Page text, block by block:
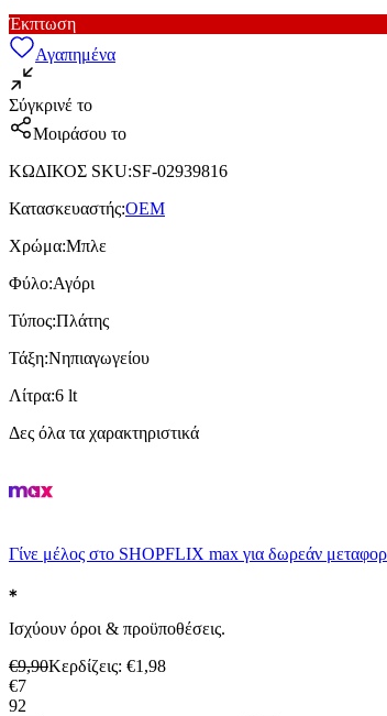
Έκπτωση
Αγαπημένα
Σύγκρινέ το
Μοιράσου το
ΚΩΔΙΚΟΣ SKU:SF-02939816
Κατασκευαστής:OEM
Χρώμα:Μπλε
Φύλο:Αγόρι
Τύπος:Πλάτης
Τάξη:Νηπιαγωγείου
Λίτρα:6 lt
Δες όλα τα χαρακτηριστικά
Γίνε μέλος στο SHOPFLIX max για δωρεάν
Ισχύουν όροι & προϋποθέσεις.
€9,90Κερδίζεις: €1,98
€7
92